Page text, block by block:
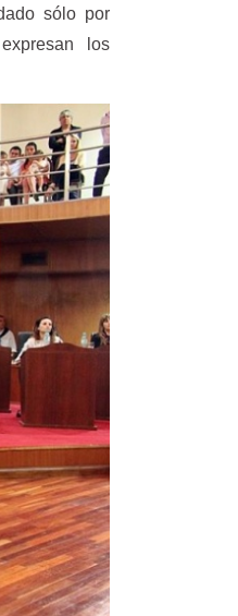
sólo por
los